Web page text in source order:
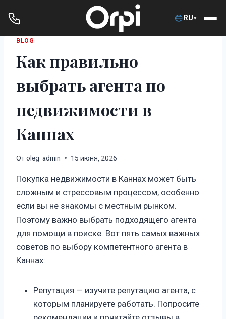
RU▾
Перейти
содержимому
BLOG
Как правильно
выбрать агента по
недвижимости в
Каннах
Отoleg_admin 15 июня, 2026
Покупка недвижимости в Каннах может быть
сложным и стрессовым процессом, особенно
если вы не знакомы с местным рынком.
Поэтому важно выбрать подходящего агента
для помощи в поиске. Вот пять самых важных
советов по выбору компетентного агента в
Каннах:
Репутация — изучите репутацию агента, с
которым планируете работать. Попросите